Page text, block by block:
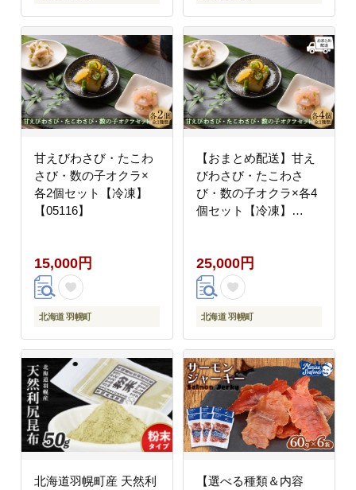
甘えびわさび・たこわ
さび・数の子オクラ×
各2個セット【冷凍】
【05116】
15,000円
北海道 羽幌町
【おまとめ配送】甘え
びわさび・たこわさ
び・数の子オクラ×各4
個セット【冷凍】
25,000円
北海道 羽幌町
北海道羽幌町産 天然利
【選べる種類＆内容